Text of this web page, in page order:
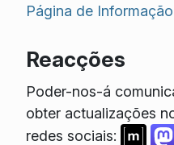
Página de
Reacções
Poder-nos-á
obter actualizações
redes sociais: